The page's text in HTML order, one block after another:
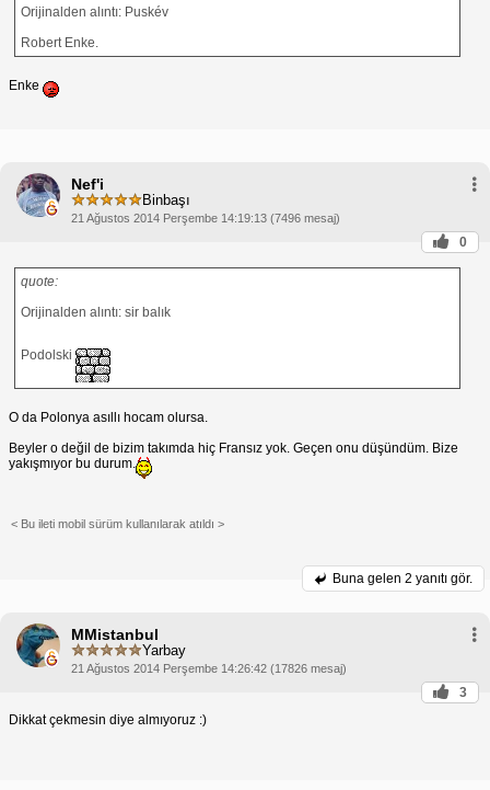
Orijinalden alıntı: Puskév
Robert Enke.
Enke
Nef'i
Binbaşı
21 Ağustos 2014 Perşembe 14:19:13 (7496 mesaj)
0
quote:
Orijinalden alıntı: sir balık
Podolski
O da Polonya asıllı hocam olursa.
Beyler o değil de bizim takımda hiç Fransız yok. Geçen onu düşündüm. Bize
yakışmıyor bu durum.
< Bu ileti mobil sürüm kullanılarak atıldı >
Buna gelen 2 yanıtı gör.
MMistanbul
Yarbay
21 Ağustos 2014 Perşembe 14:26:42 (17826 mesaj)
3
Dikkat çekmesin diye almıyoruz :)